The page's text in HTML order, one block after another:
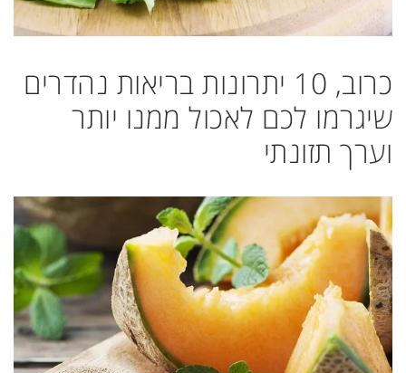
כרוב, 10 יתרונות בריאות נהדרים
שיגרמו לכם לאכול ממנו יותר
וערך תזונתי